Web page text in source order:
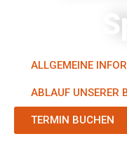
ALLGEMEINE
ABLAUF UNSERER
TERMIN BUCHEN